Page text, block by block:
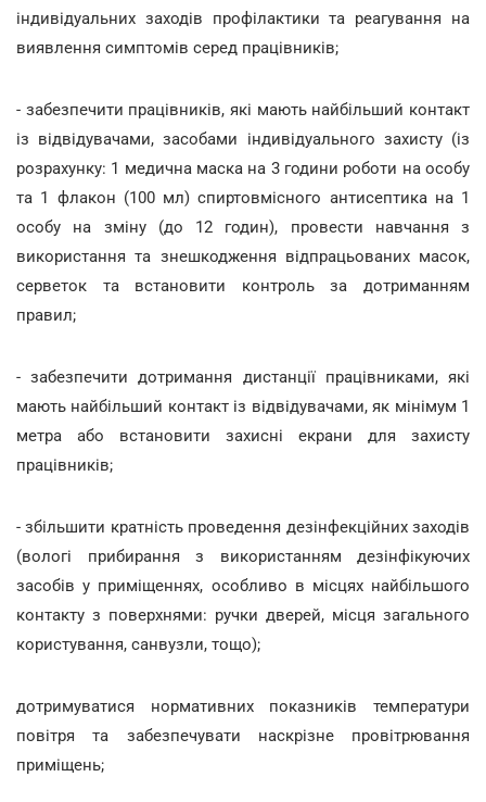
індивідуальних заходів профілактики та реагування на
виявлення симптомів серед працівників;
- забезпечити працівників, які мають найбільший контакт
із відвідувачами, засобами індивідуального захисту (із
розрахунку: 1 медична маска на 3 години роботи на особу
та 1 флакон (100 мл) спиртовмісного антисептика на 1
особу на зміну (до 12 годин), провести навчання з
використання та знешкодження відпрацьованих масок,
серветок та встановити контроль за дотриманням
правил;
- забезпечити дотримання дистанції працівниками, які
мають найбільший контакт із відвідувачами, як мінімум 1
метра або встановити захисні екрани для захисту
працівників;
- збільшити кратність проведення дезінфекційних заходів
(вологі прибирання з використанням дезінфікуючих
засобів у приміщеннях, особливо в місцях найбільшого
контакту з поверхнями: ручки дверей, місця загального
користування, санвузли, тощо);
дотримуватися нормативних показників температури
повітря та забезпечувати наскрізне провітрювання
приміщень;